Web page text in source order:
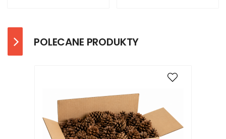
POLECANE PRODUKTY